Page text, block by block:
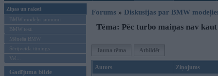
Ziņas un raksti
BMW modeļu jaunumi
BMW testi
Mēneša BMW
Sērijveida tūnings
Vel...
Gadījuma bilde
Forums » Diskusijas par BMW
Tēma: Pēc turbo maiņas nav
Jauna tēma Atbildēt
Autors Ziņojums